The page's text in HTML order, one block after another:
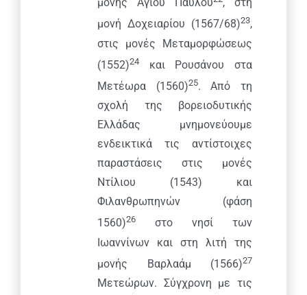
μονής Αγίου Παύλου
, στη
μονή Δοχειαρίου (1567/68)23,
στις μονές Μεταμορφώσεως
(1552)24
και Ρουσάνου στα
Μετέωρα (1560)25. Από τη
σχολή της βορειοδυτικής
Ελλάδας μνημονεύουμε
ενδεικτικά τις αντίστοιχες
παραστάσεις στις μονές
Ντίλιου (1543) και
Φιλανθρωπηνών (φάση
1560)26
στο νησί των
Ιωαννίνων και στη λιτή της
μονής Βαρλαάμ (1566)27
Μετεώρων. Σύγχρονη με τις